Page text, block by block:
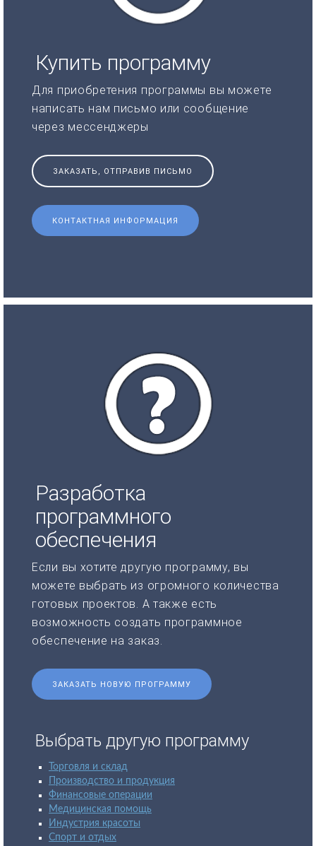
Купить программу
Для приобретения программы вы можете
написать нам письмо или сообщение
через мессенджеры
ЗАКАЗАТЬ, ОТПРАВИВ ПИСЬМО
КОНТАКТНАЯ ИНФОРМАЦИЯ
Разработка
программного
обеспечения
Если вы хотите другую программу, вы
можете выбрать из огромного количества
готовых проектов. А также есть
возможность создать программное
обеспечение на заказ.
ЗАКАЗАТЬ НОВУЮ ПРОГРАММУ
Выбрать другую программу
Торговля и склад
Производство и продукция
Финансовые операции
Медицинская помощь
Индустрия красоты
Спорт и отдых